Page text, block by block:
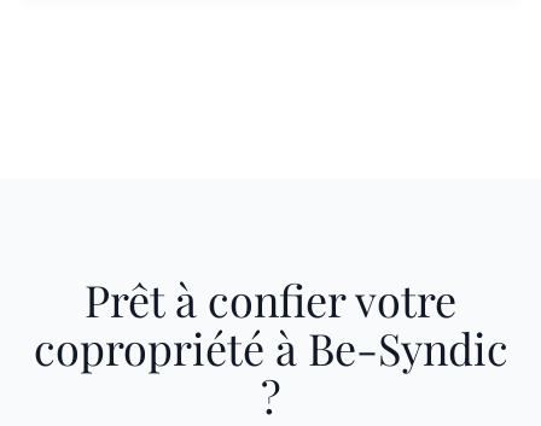
Prêt à confier votre
copropriété à Be-Syndic
?